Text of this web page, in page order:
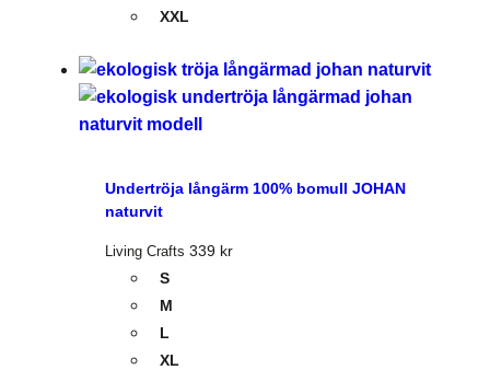
XXL
Undertröja långärm 100% bomull JOHAN
naturvit
Living Crafts 339 kr
S
M
L
XL